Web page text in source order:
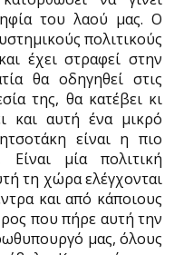
του λαού μας. Ο
πολιτικούς
έχει στραφεί στην
θα οδηγηθεί στις
της, θα κατέβει κι
και αυτή ένα μικρό
είναι η πιο
Είναι μία πολιτική
τη χώρα ελέγχονται
και από κάποιους
που πήρε αυτή την
μας, όλους